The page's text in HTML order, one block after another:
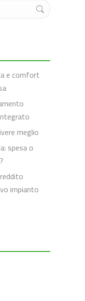
e comfort
meglio
spesa o
impianto